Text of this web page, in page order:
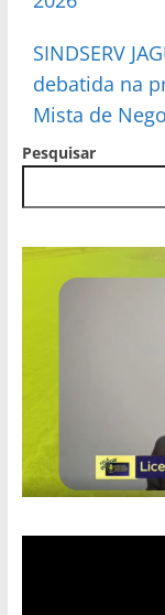
SINDSERV
debatida na
Mista de
Pesquisar